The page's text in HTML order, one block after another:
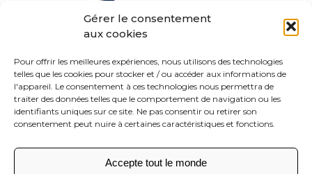
Gérer le consentement
aux cookies
Pour offrir les meilleures expériences, nous utilisons des technologies
telles que les cookies pour stocker et / ou accéder aux informations de
l'appareil. Le consentement à ces technologies nous permettra de
traiter des données telles que le comportement de navigation ou les
identifiants uniques sur ce site. Ne pas consentir ou retirer son
consentement peut nuire à certaines caractéristiques et fonctions.
Accepte tout le monde
Brique - Passata